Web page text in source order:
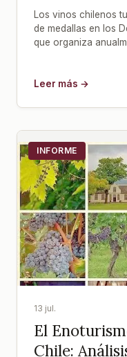
Los vinos chilenos
de medallas en los
que organiza
Leer más →
INFORME
13 jul.
El
Chile: